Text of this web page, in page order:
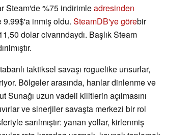
Steam'de %75 indirimleadresinden
inmiş oldu. SteamDB'ye görebir
dolar civarındaydı. Başlık Steam
taktiksel savaşı roguelike unsurlar,
Bölgeler arasında, hanlar dinlenme ve
Sunağı uzun vadeli kilitlerin açılmasını
ve sinerjiler savaşta merkezi bir rol
sarılmıştır: yanan yollar, kirlenmiş